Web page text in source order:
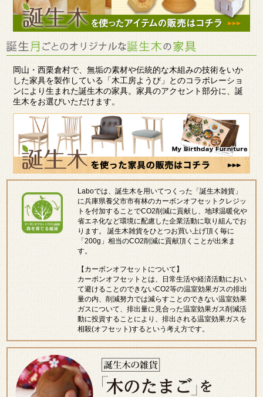
岡山・西栗倉村で、無垢の素材や伝統的な木組みの技術をいか
した家具を製作している「木工房ようび」とのコラボレーショ
ンにより生まれた誕生木の家具。家具のアクセント部分に、誕
生木をお選びいただけます。
Laboでは、誕生木を用いてつくった「誕生木雑貨」
に兵庫県養父市市有林のカーボンオフセットクレジッ
トを付加することでCO2削減に貢献し、地球温暖化や
省エネ化など環境に配慮した企業活動に取り組んでお
ります。 誕生木雑貨をひとつお買い上げ頂く毎に
「200g」相当のCO2削減に貢献頂くことが出来ま
す。
【カーボンオフセットについて】
カーボンオフセットとは、日常生活や経済活動におい
て避けることのできないCO2等の温室効果ガスの排出
量の内、削減努力では減らすことのできない温室効果
ガスについて、排出量に見合った温室効果ガス削減活
動に投資することにより、排出される温室効果ガスを
相殺(オフセット)するという考え方です。